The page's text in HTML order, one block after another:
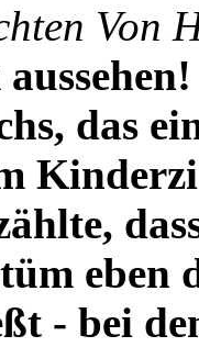
Von
das
eben
- bei